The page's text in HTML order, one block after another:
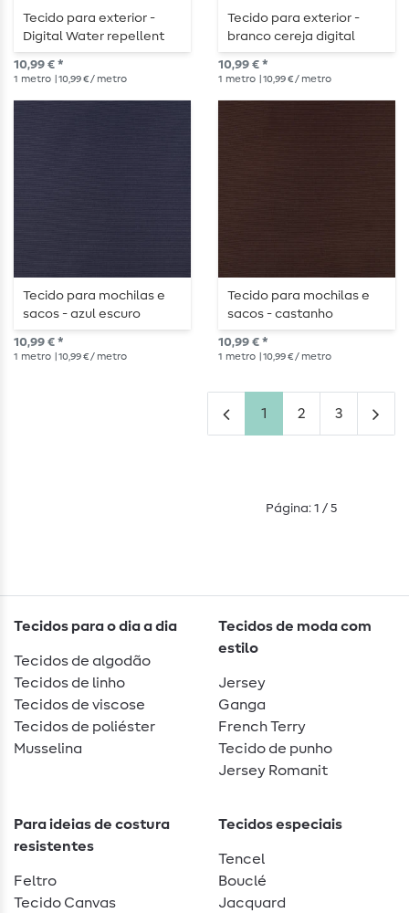
Tecido para exterior -
Digital Water repellent
Cherry Navy
10,99 € *
1 metro | 10,99 € / metro
Tecido para exterior -
branco cereja digital
repelente de água
10,99 € *
1 metro | 10,99 € / metro
Tecido para mochilas e
sacos - azul escuro
10,99 € *
1 metro | 10,99 € / metro
Tecido para mochilas e
sacos - castanho
chocolate
10,99 € *
1 metro | 10,99 € / metro
1 2 3
Página: 1 / 5
Tecidos para o dia a dia
Tecidos de algodão
Tecidos de linho
Tecidos de viscose
Tecidos de poliéster
Musselina
Tecidos de moda com
estilo
Jersey
Ganga
French Terry
Tecido de punho
Jersey Romanit
Para ideias de costura
resistentes
Feltro
Tecido Canvas
Tecidos especiais
Tencel
Bouclé
Jacquard